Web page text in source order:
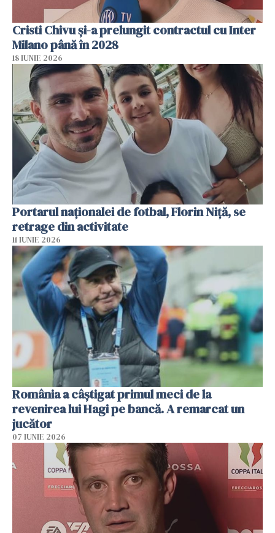
Cristi Chivu şi-a prelungit contractul cu Inter
Milano până în 2028
18 IUNIE 2026
Portarul naționalei de fotbal, Florin Niță, se
retrage din activitate
11 IUNIE 2026
România a câștigat primul meci de la
revenirea lui Hagi pe bancă. A remarcat un
jucător
07 IUNIE 2026